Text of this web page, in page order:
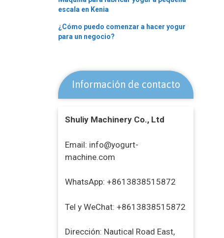
escala en Kenia
¿Cómo puedo comenzar a hacer yogur
para un negocio?
Información de contacto
Shuliy Machinery Co., Ltd
Email: info@yogurt-
machine.com
WhatsApp: +8613838515872
Tel y WeChat: +8613838515872
Dirección: Nautical Road East,